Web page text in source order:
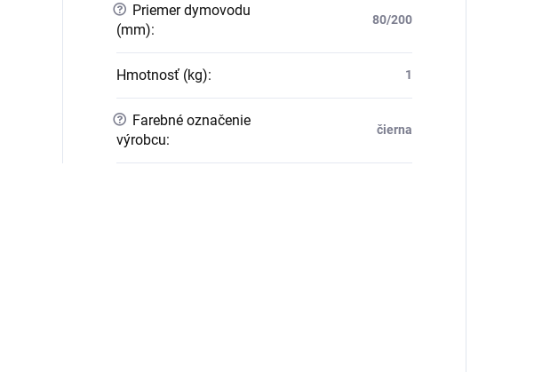
?
Priemer dymovodu
(mm):
80/200
Hmotnosť (kg): 1
?
Farebné označenie
výrobcu:
čierna